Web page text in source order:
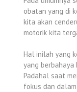
obatan yang di
kita akan
motorik kita
Hal inilah yang
yang berbahaya
Padahal saat
fokus dan